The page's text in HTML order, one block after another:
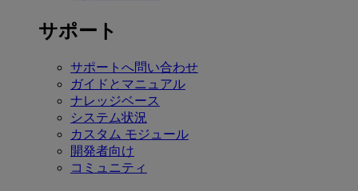
サポート
サポートへ問い合わせ
ガイドとマニュアル
ナレッジベース
システム状況
カスタム モジュール
開発者向け
コミュニティ